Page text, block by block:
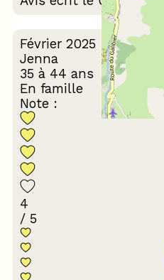
Février 2025
Jenna
35 à 44 ans
En famille
Note :
4
/ 5